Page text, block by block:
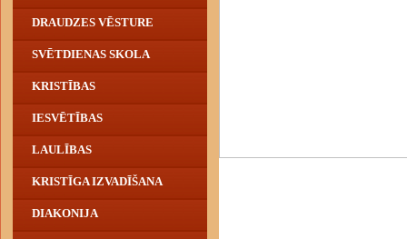
DRAUDZES VĒSTURE
SVĒTDIENAS SKOLA
KRISTĪBAS
IESVĒTĪBAS
LAULĪBAS
KRISTĪGA IZVADĪŠANA
DIAKONIJA